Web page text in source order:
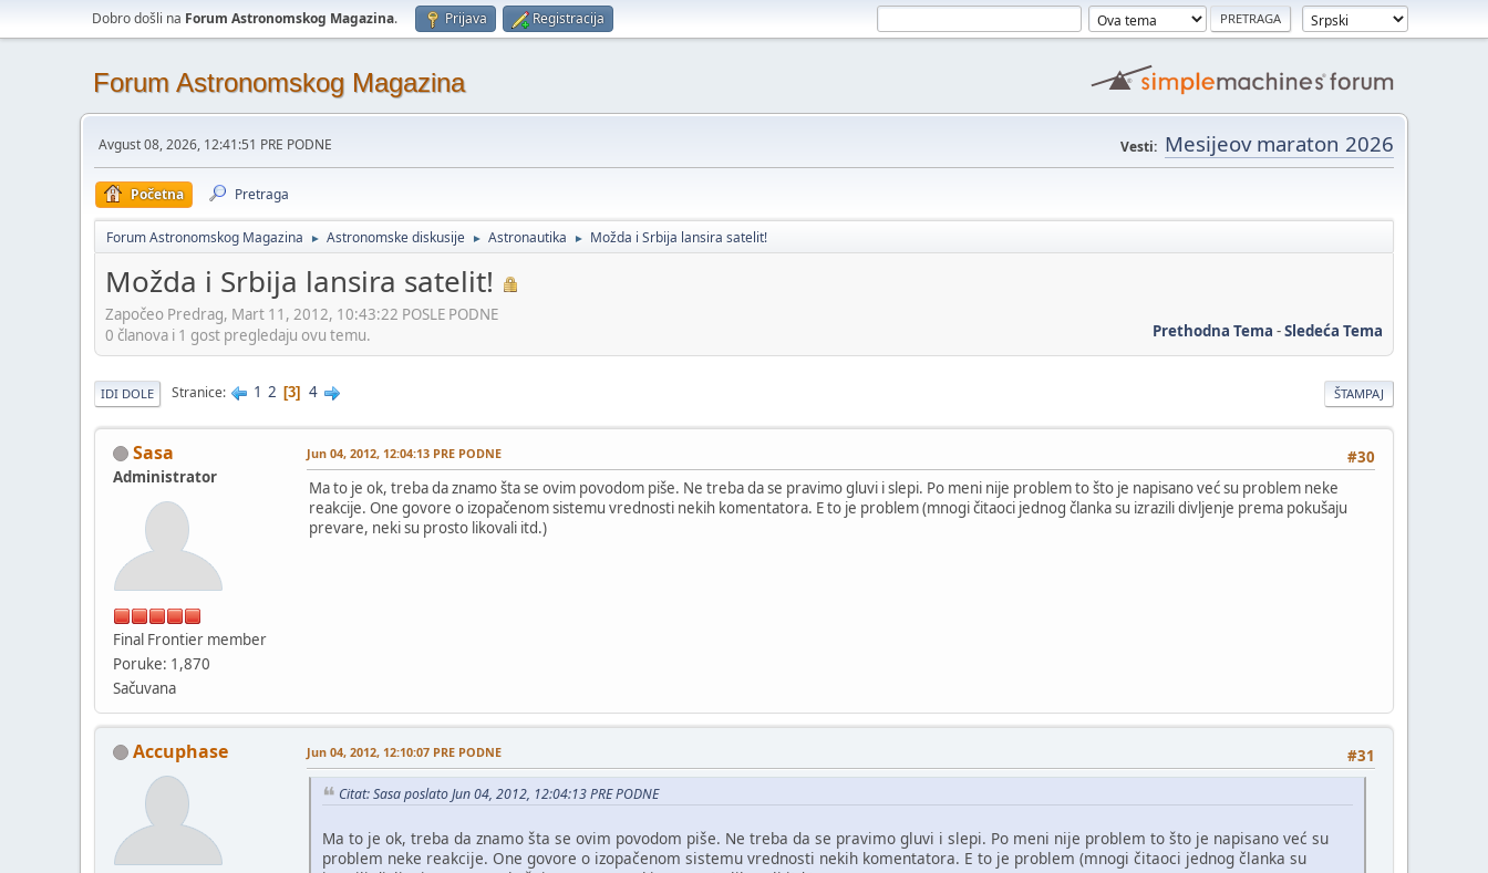
Dobro došli na Forum Astronomskog Magazina. Prijava Registracija
Forum Astronomskog Magazina
Avgust 08, 2026, 12:41:51 PRE PODNE Vesti: Mesijeov maraton 2026
Početna Pretraga
Forum Astronomskog Magazina ► Astronomske diskusije ► Astronautika ► Možda i Srbija lansira satelit!
Možda i Srbija lansira satelit!
Započeo Predrag, Mart 11, 2012, 10:43:22 POSLE PODNE
Prethodna Tema -Sledeća Tema
0 članova i 1 gost pregledaju ovu temu.
ŠTAMPAJ
IDI DOLE Stranice 1 2 3 4
Sasa
Administrator
Final Frontier member
Poruke: 1,870
Sačuvana
#30
Jun 04, 2012, 12:04:13 PRE PODNE
Ma to je ok, treba da znamo šta se ovim povodom piše. Ne treba da se pravimo gluvi i slepi. Po meni nije problem to što je napisano već su problem neke
reakcije. One govore o izopačenom sistemu vrednosti nekih komentatora. E to je problem (mnogi čitaoci jednog članka su izrazili divljenje prema pokušaju
prevare, neki su prosto likovali itd.)
Accuphase #31
Jun 04, 2012, 12:10:07 PRE PODNE
Citat: Sasa poslato Jun 04, 2012, 12:04:13 PRE PODNE
Ma to je ok, treba da znamo šta se ovim povodom piše. Ne treba da se pravimo gluvi i slepi. Po meni nije problem to što je napisano već su
problem neke reakcije. One govore o izopačenom sistemu vrednosti nekih komentatora. E to je problem (mnogi čitaoci jednog članka su